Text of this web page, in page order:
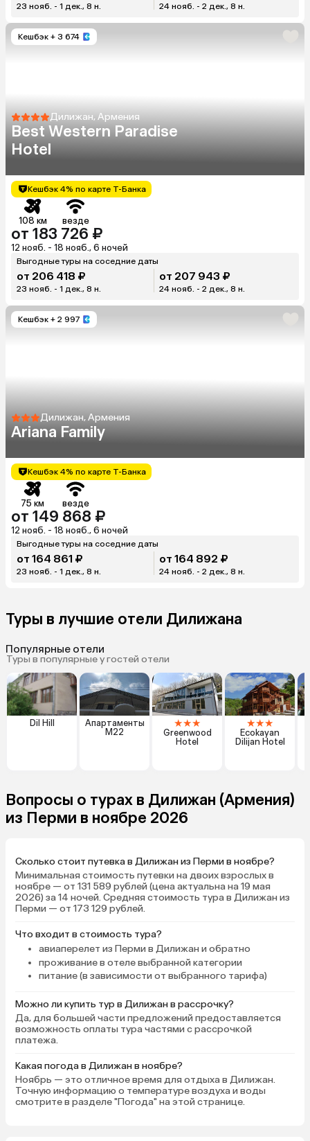
23 нояб. - 1 дек., 8 н. 24 нояб. - 2 дек., 8 н.
Кешбэк + 3 674
Дилижан, Армения
Best Western Paradise
Hotel
Кешбэк 4% по карте Т-Банка
108 км везде
от 183 726 ₽
12 нояб. - 18 нояб., 6 ночей
Выгодные туры на соседние даты
от 206 418 ₽
23 нояб. - 1 дек., 8 н.
от 207 943 ₽
24 нояб. - 2 дек., 8 н.
Кешбэк + 2 997
Дилижан, Армения
Ariana Family
Кешбэк 4% по карте Т-Банка
75 км везде
от 149 868 ₽
12 нояб. - 18 нояб., 6 ночей
Выгодные туры на соседние даты
от 164 861 ₽
23 нояб. - 1 дек., 8 н.
от 164 892 ₽
24 нояб. - 2 дек., 8 н.
Туры в лучшие отели Дилижана
Популярные отели
Туры в популярные у гостей отели
Dil Hill
Апартаменты
M22
★★★
Greenwood
Hotel
★★★
Ecokayan
Dilijan Hotel
Вопросы о турах в Дилижан (Армения)
из Перми в ноябре 2026
Сколько стоит путевка в Дилижан из Перми в ноябре?
Минимальная стоимость путевки на двоих взрослых в
ноябре — от 131 589 рублей (цена актуальна на 19 мая
2026) за 14 ночей. Средняя стоимость тура в Дилижан из
Перми — от 173 129 рублей.
Что входит в стоимость тура?
авиаперелет из Перми в Дилижан и обратно
проживание в отеле выбранной категории
питание (в зависимости от выбранного тарифа)
Можно ли купить тур в Дилижан в рассрочку?
Да, для большей части предложений предоставляется
возможность оплаты тура частями с рассрочкой
платежа.
Какая погода в Дилижан в ноябре?
Ноябрь — это отличное время для отдыха в Дилижан.
Точную информацию о температуре воздуха и воды
смотрите в разделе "Погода" на этой странице.